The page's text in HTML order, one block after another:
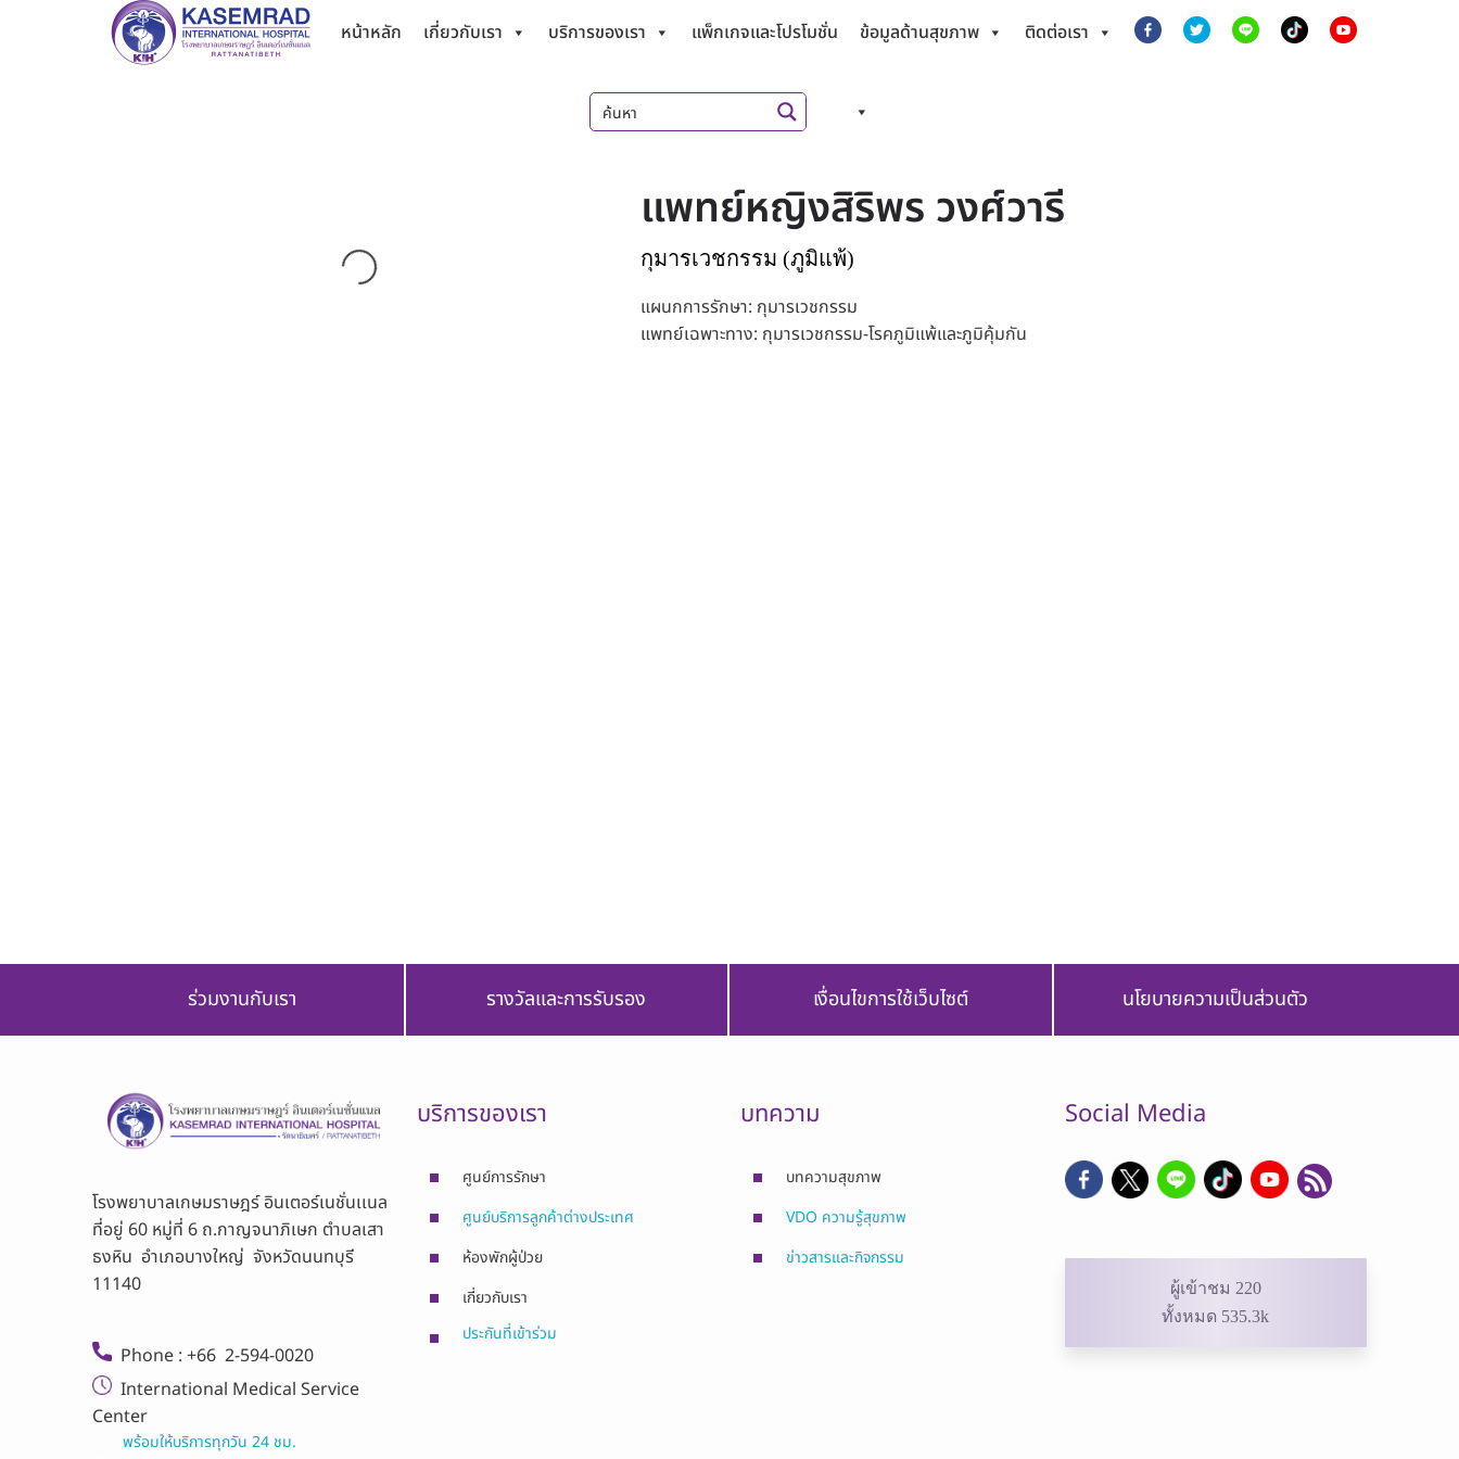
หน้าหลัก เกี่ยวกับเรา บริการของเรา แพ็กเกจและโปรโมชั่น ข้อมูลด้านสุขภาพ ติดต่อเรา
แพทย์หญิงสิริพร วงศ์วารี
กุมารเวชกรรม (ภูมิแพ้)
แผนกการรักษา: กุมารเวชกรรม
แพทย์เฉพาะทาง: กุมารเวชกรรม-โรคภูมิแพ้และภูมิคุ้มกัน
ร่วมงานกับเรา รางวัลและการรับรอง เงื่อนไขการใช้เว็บไซต์ นโยบายความเป็นส่วนตัว
โรงพยาบาลเกษมราษฎร์ อินเตอร์เนชั่นเเนล
ที่อยู่ 60 หมู่ที่ 6 ถ.กาญจนาภิเษก ตำบลเสา
ธงหิน อำเภอบางใหญ่ จังหวัดนนทบุรี
11140
Phone : +66 2-594-0020
International Medical Service
Center
พร้อมให้บริการทุกวัน 24 ชม.
บริการของเรา
ศูนย์การรักษา
ศูนย์บริการลูกค้าต่างประเทศ
ห้องพักผู้ป่วย
เกี่ยวกับเรา
ประกันที่เข้าร่วม
บทความ
บทความสุขภาพ
VDO ความรู้สุขภาพ
ข่าวสารและกิจกรรม
Social Media
ผู้เข้าชม 220
ทั้งหมด 535.3k